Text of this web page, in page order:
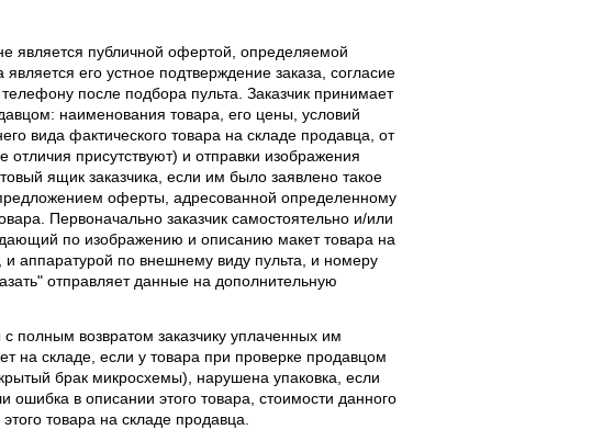
является публичной офертой, определяемой
его устное подтверждение заказа, согласие
после подбора пульта. Заказчик принимает
наименования товара, его цены, условий
вида фактического товара на складе продавца, от
отличия присутствуют) и отправки изображения
ящик заказчика, если им было заявлено такое
оферты, адресованной определенному
Первоначально заказчик самостоятельно и/или
по изображению и описанию макет товара на
аппаратурой по внешнему виду пульта, и номеру
отправляет данные на дополнительную
полным возвратом заказчику уплаченных им
на складе, если у товара при проверке продавцом
брак микросхемы), нарушена упаковка, если
в описании этого товара, стоимости данного
товара на складе продавца.